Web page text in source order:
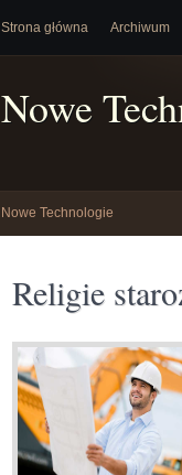
Strona główna Archiwum
Nowe
Nowe Technologie
Religie